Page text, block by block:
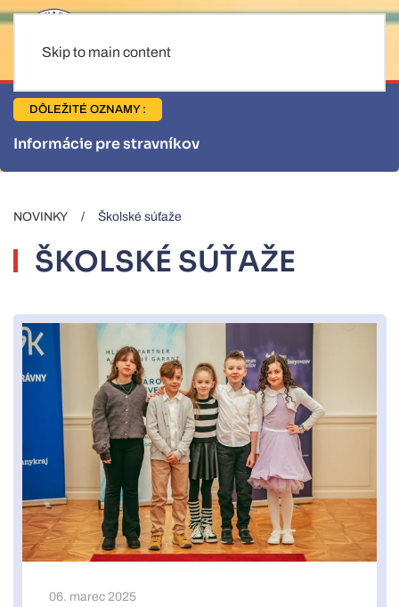
Skip to main content
DÔLEŽITÉ OZNAMY :
Informácie pre stravníkov
NOVINKY Školské súťaže
ŠKOLSKÉ SÚŤAŽE
06. marec 2025